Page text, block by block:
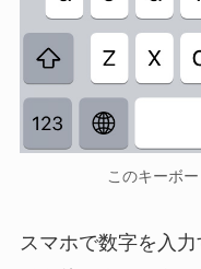
このキーボ
スマホで数字を入